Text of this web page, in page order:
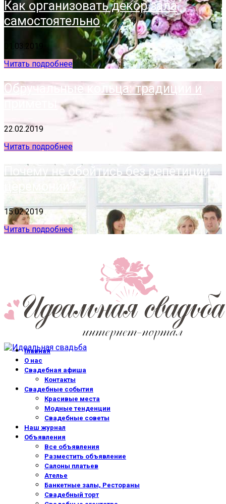
Как организовать декор зала
самостоятельно
01.03.2019
Читать подробнее
Обручальные кольца: традиции и
приметы
22.02.2019
Читать подробнее
Почему не обойтись без репетиции
церемонии?
15.02.2019
Читать подробнее
Главная
О нас
Свадебная афиша
Контакты
Свадебные события
Красивые места
Модные тенденции
Свадебные советы
Наш журнал
Объявления
Все объявления
Разместить объявление
Салоны платьев
Ателье
Банкетные залы, Рестораны
Свадебный торт